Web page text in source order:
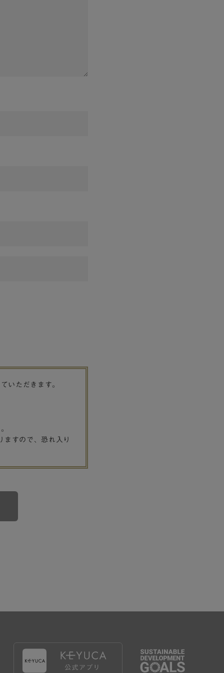
いただきます。
すので、恐れ入り